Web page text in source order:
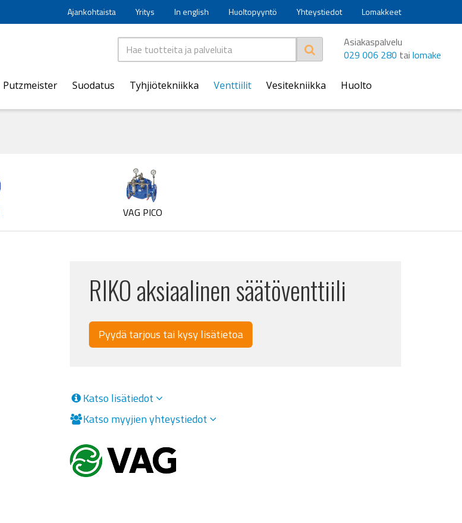
Ajankohtaista Yritys In english Huoltopyyntö Yhteystiedot Lomakkeet
Asiakaspalvelu
029 006 280 tai lomake
Putzmeister Suodatus Tyhjiötekniikka Venttiilit Vesitekniikka Huolto
VAG PICO
RIKO aksiaalinen säätöventtiili
Pyydä tarjous tai kysy lisätietoa
Katso lisätiedot
Katso myyjien yhteystiedot